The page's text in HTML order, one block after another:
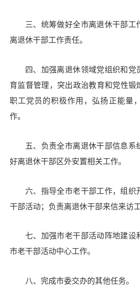
三、 统筹做好全市离退休干部工
离退休干部工作责任。
四、加强离退休领域党组织和党
育监督管理，突出政治教育和党性锻
职工党员的积极作用，弘扬正能量
作。
五、 负责全市离退休干部信息系
好离退休干部区外安置相关工作。
六、 指导全市老干部工作，组织
干部活动； 负责离退休干部来信来访工
七、 加强市老干部活动 阵地建设
市老干部活动中心工作。
八、 完成市委交办的其他任务。